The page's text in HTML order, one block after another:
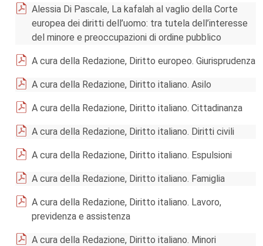
Alessia Di Pascale, La kafalah al vaglio della Corte
europea dei diritti dell’uomo: tra tutela dell’interesse
del minore e preoccupazioni di ordine pubblico
A cura della Redazione, Diritto europeo. Giurisprudenza
A cura della Redazione, Diritto italiano. Asilo
A cura della Redazione, Diritto italiano. Cittadinanza
A cura della Redazione, Diritto italiano. Diritti civili
A cura della Redazione, Diritto italiano. Espulsioni
A cura della Redazione, Diritto italiano. Famiglia
A cura della Redazione, Diritto italiano. Lavoro,
previdenza e assistenza
A cura della Redazione, Diritto italiano. Minori